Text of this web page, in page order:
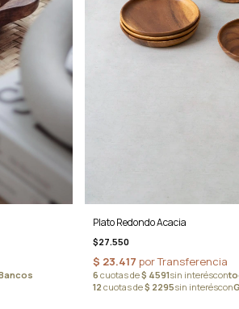
Plato Redondo Acacia
$27.550